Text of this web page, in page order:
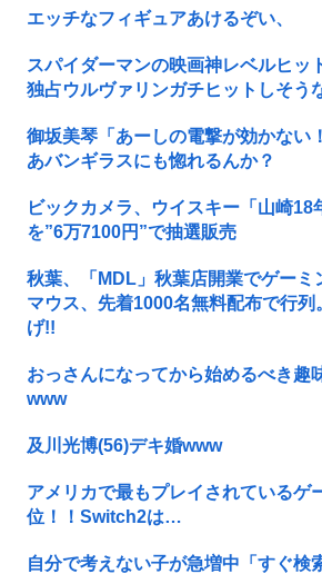
エッチなフィギュアあけるぞい、
スパイダーマンの映画神レベルヒッ
独占ウルヴァリンガチヒットしそう
御坂美琴「あーしの電撃が効かない
あバンギラスにも惚れるんか？
ビックカメラ、ウイスキー「山崎18
を”6万7100円”で抽選販売
秋葉、「MDL」秋葉店開業でゲーミ
マウス、先着1000名無料配布で行列
げ!!
おっさんになってから始めるべき趣
www
及川光博(56)デキ婚www
アメリカで最もプレイされているゲ
位！！Switch2は…
自分で考えない子が急増中「すぐ検